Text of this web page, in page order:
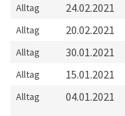
Alltag 24.02.2021
Alltag 20.02.2021
Alltag 30.01.2021
Alltag 15.01.2021
Alltag 04.01.2021